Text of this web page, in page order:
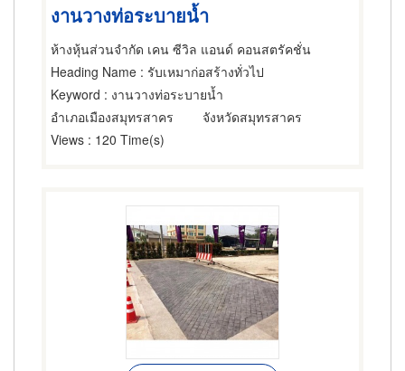
งานวางท่อระบายน้ำ
ห้างหุ้นส่วนจำกัด เคน ซีวิล แอนด์ คอนสตรัคชั่น
Heading Name : รับเหมาก่อสร้างทั่วไป
Keyword : งานวางท่อระบายน้ำ
อำเภอเมืองสมุทรสาคร
จังหวัดสมุทรสาคร
Views : 120 Time(s)